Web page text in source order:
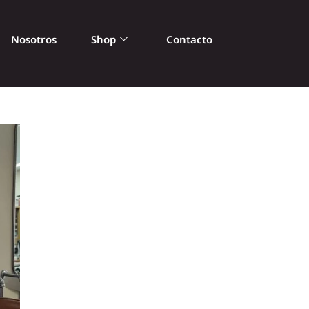
Nosotros Shop Contacto